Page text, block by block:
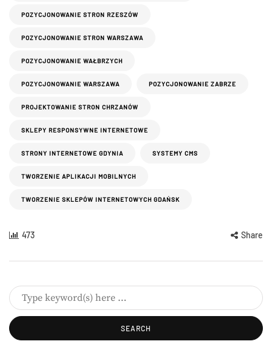
POZYCJONOWANIE STRON RZESZÓW
POZYCJONOWANIE STRON WARSZAWA
POZYCJONOWANIE WAŁBRZYCH
POZYCJONOWANIE WARSZAWA POZYCJONOWANIE ZABRZE
PROJEKTOWANIE STRON CHRZANÓW
SKLEPY RESPONSYWNE INTERNETOWE
STRONY INTERNETOWE GDYNIA SYSTEMY CMS
TWORZENIE APLIKACJI MOBILNYCH
TWORZENIE SKLEPÓW INTERNETOWYCH GDAŃSK
473 Share